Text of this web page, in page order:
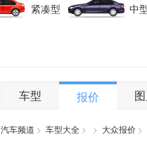
紧凑型 中
车型 报价
汽车频道 > 车型大全 > > 大众报价 >